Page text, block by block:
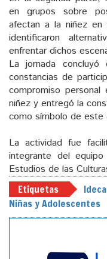
en grupos sobre
afectan a la niñez
identificaron
enfrentar dichos
La jornada
constancias de
compromiso
niñez y entregó la
como símbolo de este
La actividad fue
integrante del
Estudios de las
Etiquetas Ideca
Niñas y Adolescentes